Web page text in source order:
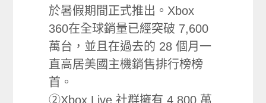
於暑假期間正式推出。Xbox
360在全球銷量已經突破 7,600
萬台，並且在過去的 28 個月一
直高居美國主機銷售排行榜榜
首。
②Xbox Live 社群擁有 4,800 萬